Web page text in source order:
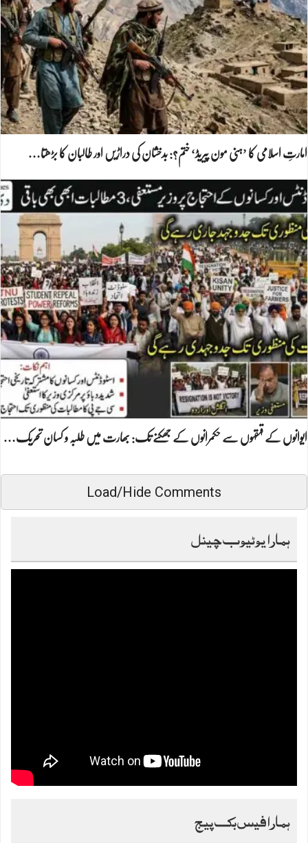
امارتِ اسلامی کا ’ہنی مون پیریڈ‘ ختم؟: بدخشان کی دراڑیں اور طالبان کا بڑھتا…
ایوانوں کے قہقہوں سے حکمرانوں کے جھکنے تک: بھارت میں طلبہ و کسان تحریک…
Load/Hide Comments
ہمارا یوٹیوب چینل
ہمارا فیس بک پیج